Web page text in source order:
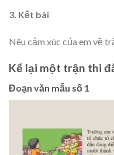
3. Kết bài
Nêu cảm xúc của em về
Kể lại một trận thi
Đoạn văn mẫu số 1